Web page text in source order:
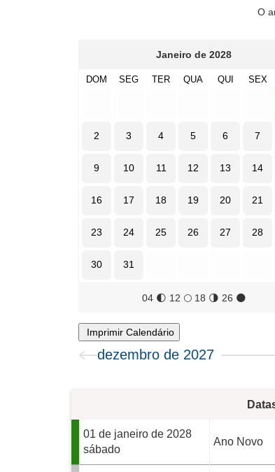
O
Janeiro de 2028
DOM SEG TER QUA QUI SEX
2 3 4 5 6 7
9 10 11 12 13 14
16 17 18 19 20 21
23 24 25 26 27 28
30 31
04 🌓 12 🌕18 🌗 26 🌑
Imprimir Calendário
dezembro de 2027
01 de janeiro de 2028
sábado
Ano Novo